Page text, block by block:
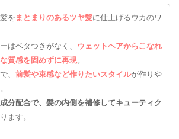
を まとまりのあるツヤ髪に仕上げるウカのワ
はベタつきがなく、
ウェットヘアからこなれ
質感を固めずに再現。
、 前髪や束感など作りたいスタイルが作りや
分配合で、髪の内側を補修してキューティク
ます。